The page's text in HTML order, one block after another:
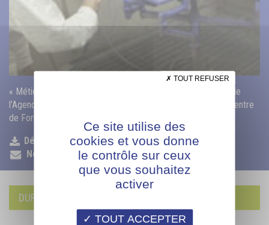
« Métiers de la Conception, de la Fabrication, de la Finition, de
l’Agencement, du négoce et de la Vente : l’AFPIA Sud-Est, Centre
de Formation de l’Aménagement de l’Habitat, vous forme »
Déposer mon CV
Nous contacter
DURÉE DE LA FORMATION
Ce site utilise des
cookies et vous donne
le contrôle sur ceux
que vous souhaitez
activer
TOUT ACCEPTER
TOUT REFUSER